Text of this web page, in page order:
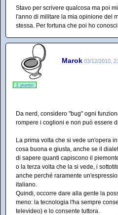
Stavo per scrivere qualcosa ma poi
l'anno di militare la mia opinione del
stessa. Per fortuna che poi ho
Marok 03/12/2010,
1 punto
Da nerd, considero "bug" ogni
rompere i coglioni e non può essere
La prima volta che si vede un'opera
cosa buona e giusta, anche se il
di sapere quanti capiscono il
o la terza volta che la si vede, i
anche perché raramente
italiano.
Quindi, occorre dare alla gente la
meno: la tecnologia l'ha sempre
televideo) e lo consente tuttora.